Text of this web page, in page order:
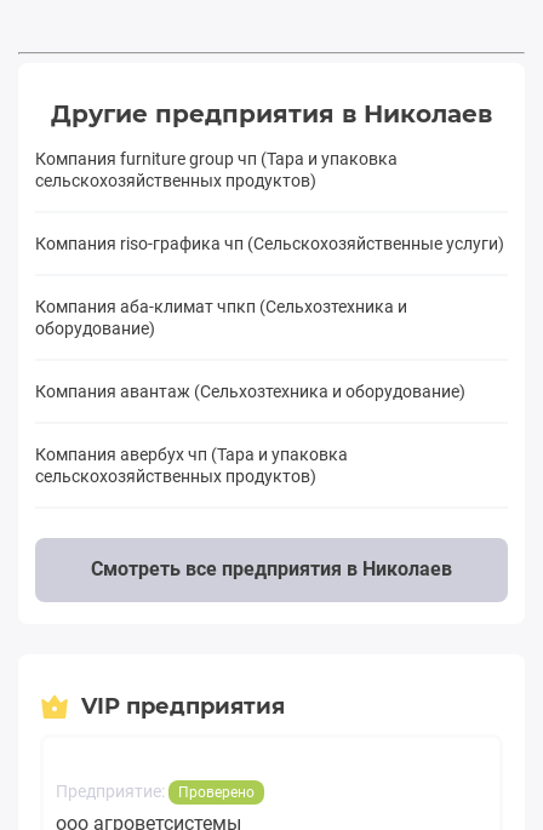
Другие предприятия в Николаев
Компания furniture group чп (Тара и упаковка
сельскохозяйственных продуктов)
Компания riso-графика чп (Сельскохозяйственные услуги)
Компания аба-климат чпкп (Сельхозтехника и
оборудование)
Компания авантаж (Сельхозтехника и оборудование)
Компания авербух чп (Тара и упаковка
сельскохозяйственных продуктов)
Смотреть все предприятия в Николаев
VIP предприятия
Предприятие: Проверено
ооо агроветсистемы